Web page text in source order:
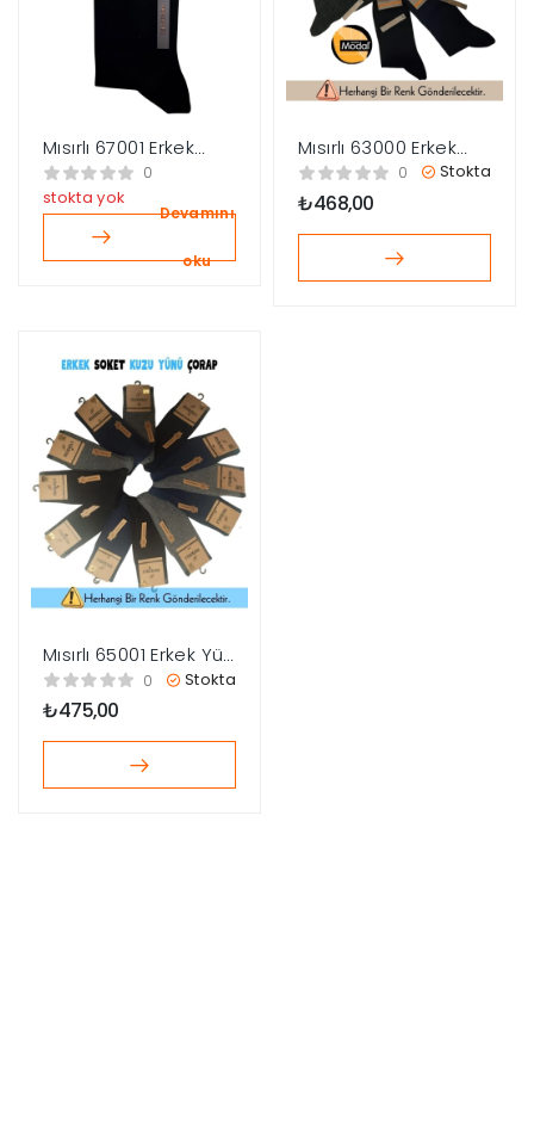
Mısırlı 67001 Erkek
Merserizel Soket
Çorap
0
stokta yok
Devamını
oku
Mısırlı 63000 Erkek
Soft Yün Soket
Çorap
0 Stokta
₺468,00
Mısırlı 65001 Erkek Yün
Soket Çorap
0 Stokta
₺475,00